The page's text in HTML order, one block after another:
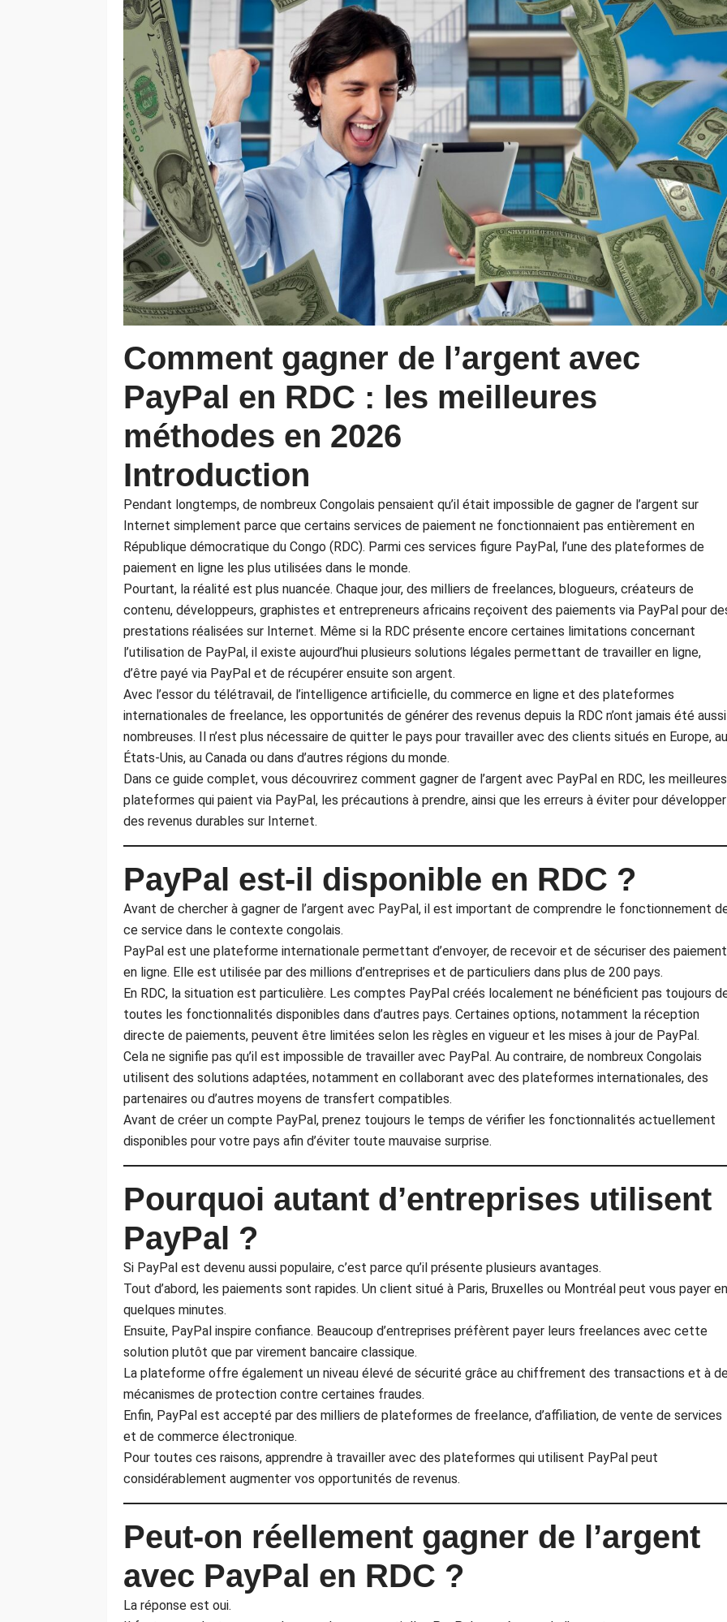
Comment gagner de l’argent avec
PayPal en RDC : les meilleures
méthodes en 2026
Introduction
Pendant longtemps, de nombreux Congolais pensaient qu’il était impossible de gagner de l’argent sur
Internet simplement parce que certains services de paiement ne fonctionnaient pas entièrement en
République démocratique du Congo (RDC). Parmi ces services figure PayPal, l’une des plateformes de
paiement en ligne les plus utilisées dans le monde.
Pourtant, la réalité est plus nuancée. Chaque jour, des milliers de freelances, blogueurs, créateurs de
contenu, développeurs, graphistes et entrepreneurs africains reçoivent des paiements via PayPal pour
prestations réalisées sur Internet. Même si la RDC présente encore certaines limitations concernant
l’utilisation de PayPal, il existe aujourd’hui plusieurs solutions légales permettant de travailler en ligne,
d’être payé via PayPal et de récupérer ensuite son argent.
Avec l’essor du télétravail, de l’intelligence artificielle, du commerce en ligne et des plateformes
internationales de freelance, les opportunités de générer des revenus depuis la RDC n’ont jamais été aussi
nombreuses. Il n’est plus nécessaire de quitter le pays pour travailler avec des clients situés en Europe,
États-Unis, au Canada ou dans d’autres régions du monde.
Dans ce guide complet, vous découvrirez comment gagner de l’argent avec PayPal en RDC, les meilleures
plateformes qui paient via PayPal, les précautions à prendre, ainsi que les erreurs à éviter pour développer
des revenus durables sur Internet.
PayPal est-il disponible en RDC ?
Avant de chercher à gagner de l’argent avec PayPal, il est important de comprendre le fonctionnement
ce service dans le contexte congolais.
PayPal est une plateforme internationale permettant d’envoyer, de recevoir et de sécuriser des
en ligne. Elle est utilisée par des millions d’entreprises et de particuliers dans plus de 200 pays.
En RDC, la situation est particulière. Les comptes PayPal créés localement ne bénéficient pas toujours
toutes les fonctionnalités disponibles dans d’autres pays. Certaines options, notamment la réception
directe de paiements, peuvent être limitées selon les règles en vigueur et les mises à jour de PayPal.
Cela ne signifie pas qu’il est impossible de travailler avec PayPal. Au contraire, de nombreux Congolais
utilisent des solutions adaptées, notamment en collaborant avec des plateformes internationales, des
partenaires ou d’autres moyens de transfert compatibles.
Avant de créer un compte PayPal, prenez toujours le temps de vérifier les fonctionnalités actuellement
disponibles pour votre pays afin d’éviter toute mauvaise surprise.
Pourquoi autant d’entreprises utilisent
PayPal ?
Si PayPal est devenu aussi populaire, c’est parce qu’il présente plusieurs avantages.
Tout d’abord, les paiements sont rapides. Un client situé à Paris, Bruxelles ou Montréal peut vous payer en
quelques minutes.
Ensuite, PayPal inspire confiance. Beaucoup d’entreprises préfèrent payer leurs freelances avec cette
solution plutôt que par virement bancaire classique.
La plateforme offre également un niveau élevé de sécurité grâce au chiffrement des transactions et à
mécanismes de protection contre certaines fraudes.
Enfin, PayPal est accepté par des milliers de plateformes de freelance, d’affiliation, de vente de services
et de commerce électronique.
Pour toutes ces raisons, apprendre à travailler avec des plateformes qui utilisent PayPal peut
considérablement augmenter vos opportunités de revenus.
Peut-on réellement gagner de l’argent
avec PayPal en RDC ?
La réponse est oui.